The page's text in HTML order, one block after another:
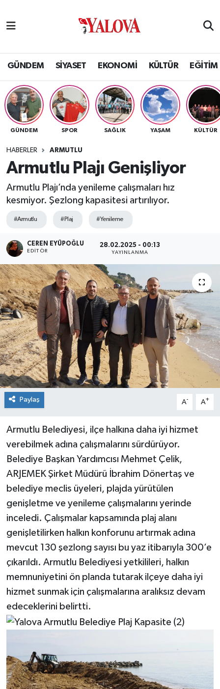
GÜNDEM SİYASET EKONOMİ KÜLTÜR EĞİTİM
GÜNDEM SPOR SAĞLIK YAŞAM KÜLTÜR
HABERLER ARMUTLU
Armutlu Plajı Genişliyor
Armutlu Plajı’nda yenileme çalışmaları hız
kesmiyor. Şezlong kapasitesi artırılıyor.
#Armutlu #Plaj #Yenileme
CEREN EYÜPOĞLU
EDITÖR
28.02.2025 - 00:13
YAYINLANMA
Paylaş A- A+
Armutlu Belediyesi, ilçe halkına daha iyi hizmet
verebilmek adına çalışmalarını sürdürüyor.
Belediye Başkan Yardımcısı Mehmet Çelik,
ARJEMEK Şirket Müdürü İbrahim Dönertaş ve
belediye meclis üyeleri, plajda yürütülen
genişletme ve yenileme çalışmalarını yerinde
inceledi. Çalışmalar kapsamında plaj alanı
genişletilirken halkın konforunu artırmak adına
mevcut 130 şezlong sayısı bu yaz itibarıyla 300’e
çıkarıldı. Armutlu Belediyesi yetkilileri, halkın
memnuniyetini ön planda tutarak ilçeye daha iyi
hizmet sunmak için çalışmalarına aralıksız devam
edeceklerini belirtti.
SİYASET
EKONOMİ
KÜLTÜR
BİLİM VE TEKNOLOJİ
ASAYİŞ
ULUSAL
İLÇELERİMİZ
RESMİ İLAN
Yalova Nöbetçi Eczaneler
Yalova Hava Durumu
Yalova Namaz Vakitleri
Yalova Trafik Yoğunluk Haritası
Tüm Manşetler
Son Dakika Haberleri